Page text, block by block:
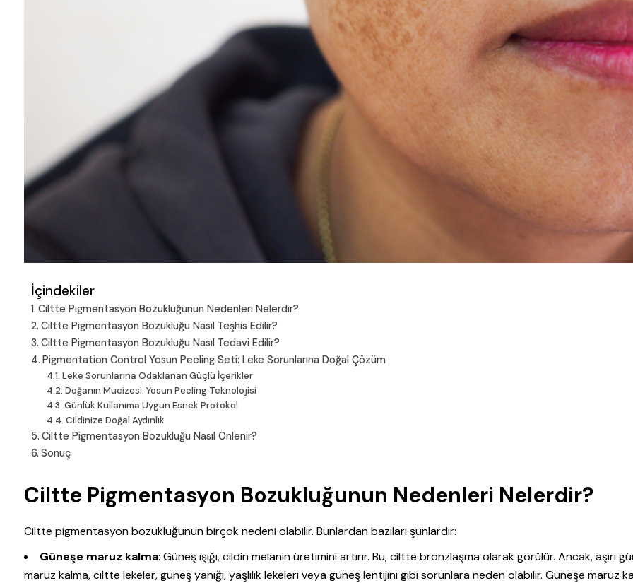
İçindekiler
Ciltte Pigmentasyon Bozukluğunun Nedenleri Nelerdir?
Ciltte Pigmentasyon Bozukluğu Nasıl Teşhis Edilir?
Ciltte Pigmentasyon Bozukluğu Nasıl Tedavi Edilir?
Pigmentation Control Yosun Peeling Seti: Leke Sorunlarına Doğal Çözüm
Leke Sorunlarına Odaklanan Güçlü İçerikler
Doğanın Mucizesi: Yosun Peeling Teknolojisi
Günlük Kullanıma Uygun Esnek Protokol
Cildinize Doğal Aydınlık
Ciltte Pigmentasyon Bozukluğu Nasıl Önlenir?
Sonuç
Ciltte Pigmentasyon Bozukluğunun Nedenleri Nelerdir?
Ciltte pigmentasyon bozukluğunun birçok nedeni olabilir. Bunlardan bazıları şunlardır:
Güneşe maruz kalma: Güneş ışığı, cildin melanin üretimini artırır. Bu, ciltte bronzlaşma olarak görülür. Ancak, aşırı
maruz kalma, ciltte lekeler, güneş yanığı, yaşlılık lekeleri veya güneş lentijini gibi sorunlara neden olabilir. Güneşe maruz